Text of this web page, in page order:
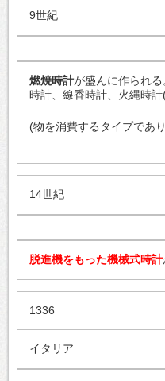
9世紀
燃焼時計が盛んに作られ
時計、線香時計、火縄時
(物を消費するタイプであ
14世紀
脱進機をもった機械式時計
1336
イタリア